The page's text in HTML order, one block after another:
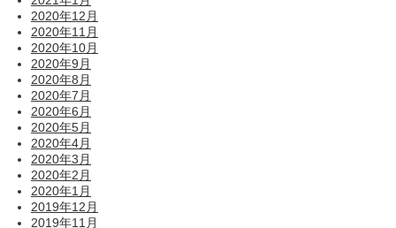
2020年12月
2020年11月
2020年10月
2020年9月
2020年8月
2020年7月
2020年6月
2020年5月
2020年4月
2020年3月
2020年2月
2020年1月
2019年12月
2019年11月